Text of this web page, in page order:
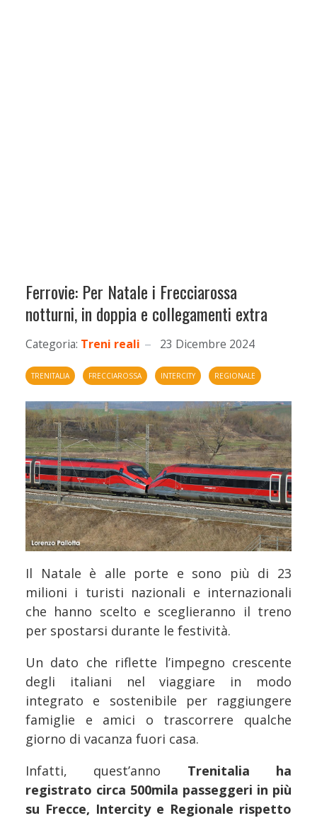
Ferrovie: Per Natale i Frecciarossa
notturni, in doppia e collegamenti extra
Categoria: Treni reali 23 Dicembre 2024
TRENITALIA FRECCIAROSSA INTERCITY REGIONALE
Il Natale è alle porte e sono più di 23
milioni i turisti nazionali e internazionali
che hanno scelto e sceglieranno il treno
per spostarsi durante le festività.
Un dato che riflette l’impegno crescente
degli italiani nel viaggiare in modo
integrato e sostenibile per raggiungere
famiglie e amici o trascorrere qualche
giorno di vacanza fuori casa.
Infatti, quest’anno Trenitalia ha
registrato circa 500mila passeggeri in più
su Frecce, Intercity e Regionale rispetto